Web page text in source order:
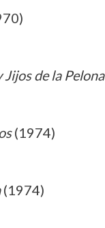
de la Pelona
(1974)
(1974)